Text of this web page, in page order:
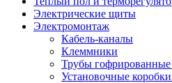
Электрические щиты
Электромонтаж
Кабель-каналы
Клеммники
Трубы
Установочные